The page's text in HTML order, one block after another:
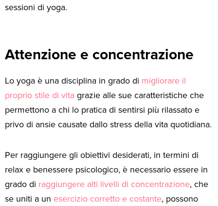
sessioni di yoga.
Attenzione e concentrazione
Lo yoga è una disciplina in grado di migliorare il
proprio stile di vita grazie alle sue caratteristiche che
permettono a chi lo pratica di sentirsi più rilassato e
privo di ansie causate dallo stress della vita quotidiana.
Per raggiungere gli obiettivi desiderati, in termini di
relax e benessere psicologico, è necessario essere in
grado di raggiungere alti livelli di concentrazione, che
se uniti a un esercizio corretto e costante, possono